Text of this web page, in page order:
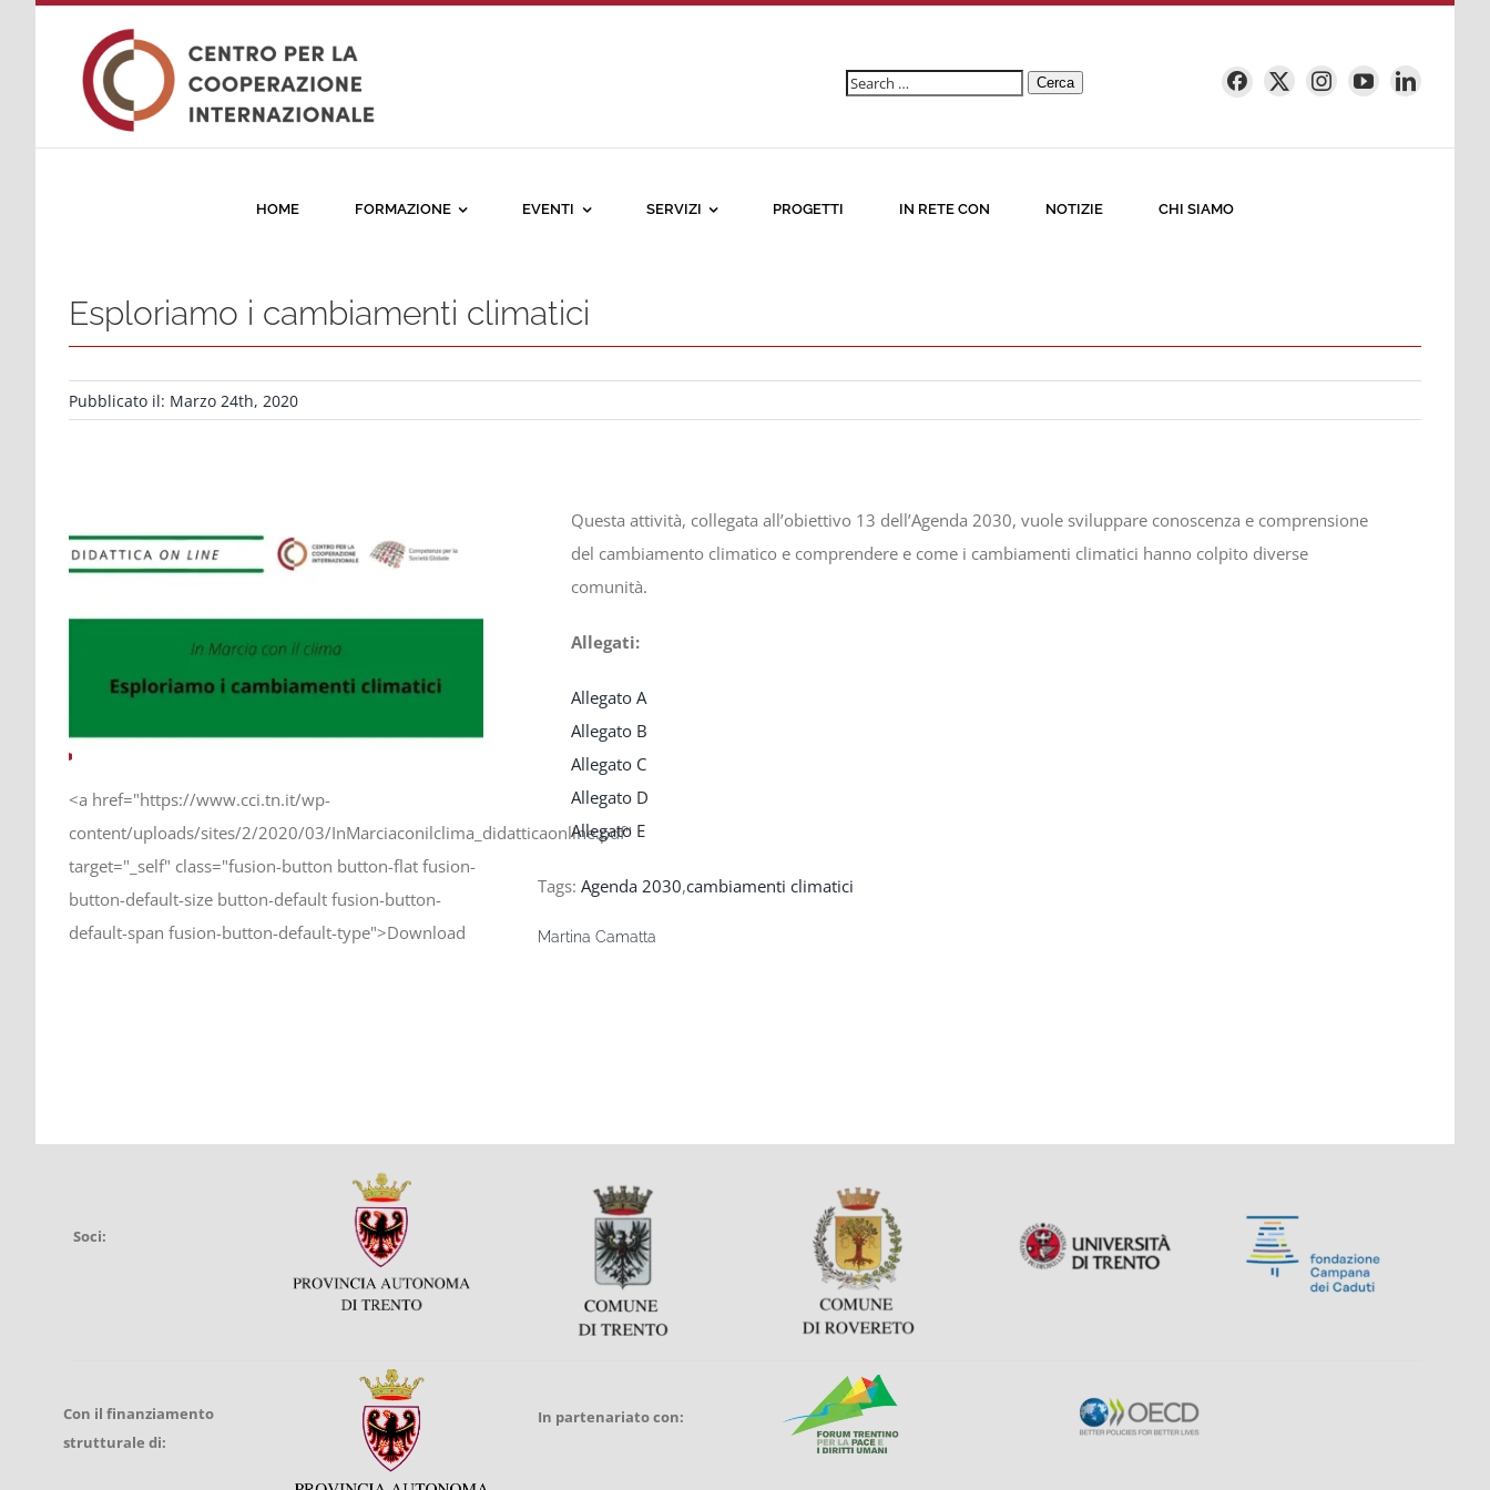
Ricerca
Cerca
HOME FORMAZIONE EVENTI SERVIZI PROGETTI IN RETE CON NOTIZIE CHI SIAMO
Esploriamo i cambiamenti climatici
Pubblicato il: Marzo 24th, 2020
<a href="https://www.cci.tn.it/wp-
content/uploads/sites/2/2020/03/InMarciaconilclima_didatticaonline.pdf"
target="_self" class="fusion-button button-flat fusion-
button-default-size button-default fusion-button-
default-span fusion-button-default-type">Download
Questa attività, collegata all’obiettivo 13 dell’Agenda 2030, vuole sviluppare conoscenza e comprensione
del cambiamento climatico e comprendere e come i cambiamenti climatici hanno colpito diverse
comunità.
Allegati:
Allegato A
Allegato B
Allegato C
Allegato D
Allegato E
Tags: Agenda 2030,cambiamenti climatici
Martina Camatta
Soci:
Con il finanziamento
strutturale di:
In partenariato con: